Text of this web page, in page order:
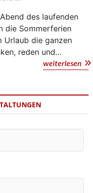
des laufenden
die Sommerferien
Urlaub die ganzen
reden und…
weiterlesen